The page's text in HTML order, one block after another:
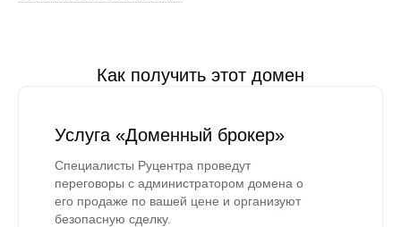
Как получить этот домен
Услуга «Доменный брокер»
Специалисты Руцентра проведут
переговоры с администратором домена о
его продаже по вашей цене и организуют
безопасную сделку.